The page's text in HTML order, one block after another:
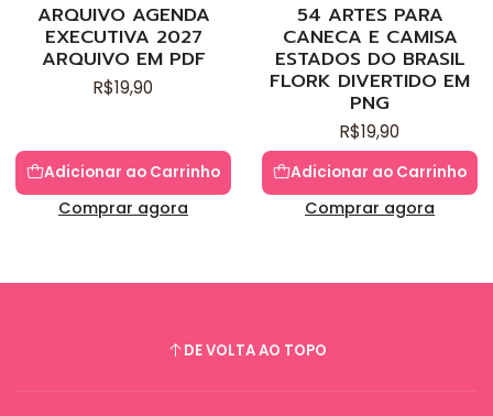
ARQUIVO AGENDA
EXECUTIVA 2027
ARQUIVO EM PDF
R$19,90
Adicionar ao Carrinho
Comprar agora
54 ARTES PARA
CANECA E CAMISA
ESTADOS DO BRASIL
FLORK DIVERTIDO EM
PNG
R$19,90
Adicionar ao Carrinho
Comprar agora
DE VOLTA AO TOPO